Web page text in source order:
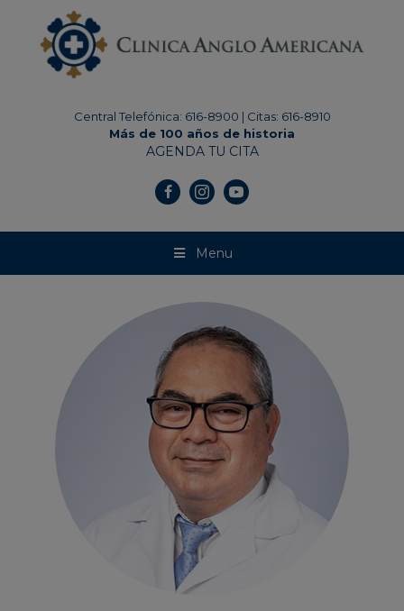
Central Telefónica: 616-8900 | Citas: 616-8910
Más de 100 años de historia
AGENDA TU CITA
Menu